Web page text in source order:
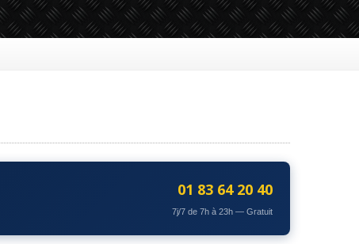
01 83 64 20 40
7j/7 de 7h à 23h — Gratuit